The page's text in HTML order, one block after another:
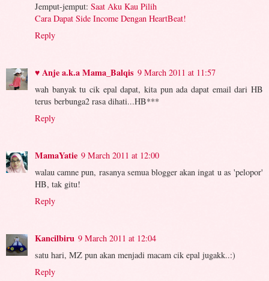
Jemput-jemput: Saat Aku Kau Pilih
Cara Dapat Side Income Dengan HeartBeat!
Reply
♥ Anje a.k.a Mama_Balqis 9 March 2011 at 11:57
wah banyak tu cik epal dapat, kita pun ada dapat email dari HB
terus berbunga2 rasa dihati...HB***
Reply
MamaYatie 9 March 2011 at 12:00
walau camne pun, rasanya semua blogger akan ingat u as 'pelopor'
HB, tak gitu!
Reply
Kancilbiru 9 March 2011 at 12:04
satu hari, MZ pun akan menjadi macam cik epal jugakk..:)
Reply